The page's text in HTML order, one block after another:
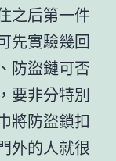
之后第一件
先實驗幾回
防盜鏈可否
要非分特別
將防盜鎖扣
外的人就很